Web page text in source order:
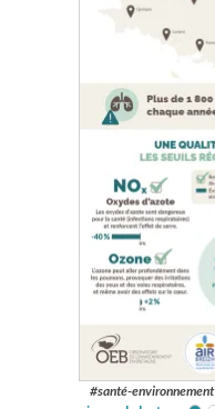
#santé-environnement